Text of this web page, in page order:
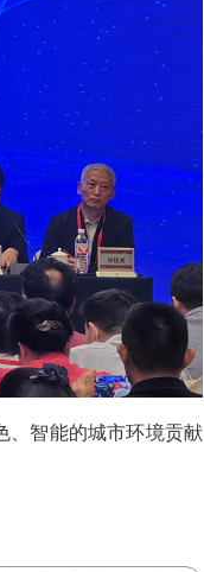
、智能的城市环境贡献